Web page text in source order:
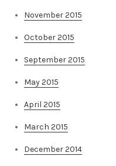
November 2015
October 2015
September 2015
May 2015
April 2015
March 2015
December 2014